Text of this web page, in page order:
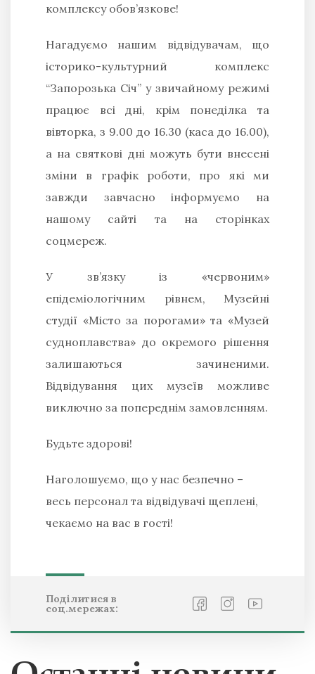
комплексу обов’язкове!
Нагадуємо нашим відвідувачам, що
історико-культурний комплекс
“Запорозька Січ” у звичайному режимі
працює всі дні, крім понеділка та
вівторка, з 9.00 до 16.30 (каса до 16.00),
а на святкові дні можуть бути внесені
зміни в графік роботи, про які ми
завжди завчасно інформуємо на
нашому сайті та на сторінках
соцмереж.
У зв’язку із «червоним»
епідеміологічним рівнем, Музейні
студії «Місто за порогами» та «Музей
судноплавства» до окремого рішення
залишаються зачиненими.
Відвідування цих музеїв можливе
виключно за попереднім замовленням.
Будьте здорові!
Наголошуємо, що у нас безпечно –
весь персонал та відвідувачі щеплені,
чекаємо на вас в гості!
Поділитися в
соц.мережах: